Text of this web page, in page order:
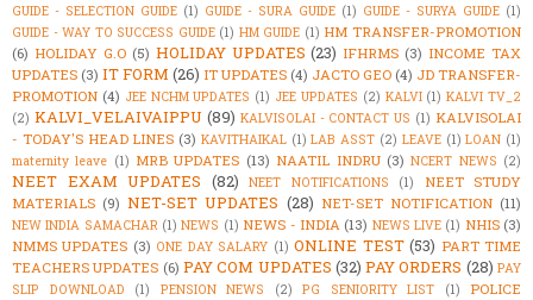
GUIDE - SELECTION GUIDE (1) GUIDE - SURA GUIDE (1) GUIDE - SURYA GUIDE (1)
GUIDE - WAY TO SUCCESS GUIDE (1) HM GUIDE (1) HM TRANSFER-PROMOTION
(6) HOLIDAY G.O (5) HOLIDAY UPDATES (23) IFHRMS (3) INCOME TAX
UPDATES (3) IT FORM (26) IT UPDATES (4) JACTO GEO (4) JD TRANSFER-
PROMOTION (4) JEE NCHM UPDATES (1) JEE UPDATES (2) KALVI (1) KALVI TV_2
(2) KALVI_VELAIVAIPPU (89) KALVISOLAI - CONTACT US (1) KALVISOLAI
- TODAY'S HEAD LINES (3) KAVITHAIKAL (1) LAB ASST (2) LEAVE (1) LOAN (1)
maternity leave (1) MRB UPDATES (13) NAATIL INDRU (3) NCERT NEWS (2)
NEET EXAM UPDATES (82) NEET NOTIFICATIONS (1)
NEET STUDY
MATERIALS (9) NET-SET UPDATES (28) NET-SET NOTIFICATION (11)
NEW INDIA SAMACHAR (1) NEWS (1) NEWS - INDIA (13) NEWS LIVE (1) NHIS (3)
NMMS UPDATES (3) ONE DAY SALARY (1) ONLINE TEST (53) PART TIME
TEACHERS UPDATES (6) PAY COM UPDATES (32) PAY ORDERS (28) PAY
SLIP DOWNLOAD
(1) PENSION NEWS (2) PG SENIORITY LIST (1)
POLICE